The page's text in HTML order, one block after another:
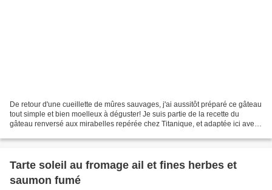
De retour d'une cueillette de mûres sauvages, j'ai aussitôt préparé ce gâteau
tout simple et bien moelleux à déguster! Je suis partie de la recette du
gâteau renversé aux mirabelles repérée chez Titanique, et adaptée ici avec
Tarte soleil au fromage ail et fines herbes et
saumon fumé